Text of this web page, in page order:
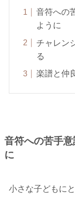
音符への
ように
チャレン
る
楽譜と仲
音符への苦手
に
小さな子どもに